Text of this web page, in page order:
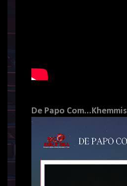
De Papo Com...Khemmis